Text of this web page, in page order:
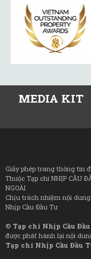
MEDIA KIT
Giấy phép trang thông tin
Thuộc Tạp chí NHỊP CẦU
NGOÀI
Chịu trách nhiệm nội dung:
Nhịp Cầu Đầu Tư
© Tạp chí Nhịp Cầu
được phát hành lại nội
Tạp chí Nhịp Cầu Đầu